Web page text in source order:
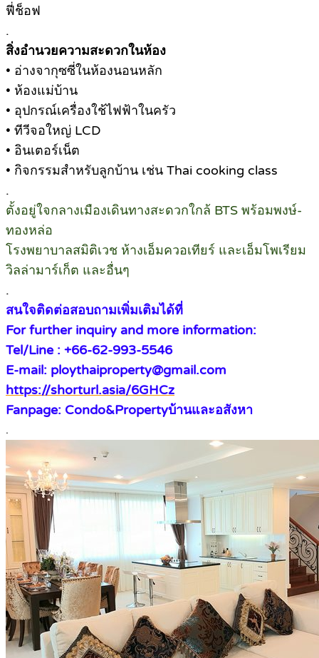
ฟี่ช็อฟ
.
สิ่งอำนวยความสะดวกในห้อง
• อ่างจากุซซี่ในห้องนอนหลัก
• ห้องแม่บ้าน
• อุปกรณ์เครื่องใช้ไฟฟ้าในครัว
• ทีวีจอใหญ่ LCD
• อินเตอร์เน็ต
• กิจกรรมสำหรับลูกบ้าน เช่น Thai cooking class
.
ตั้งอยู่ใจกลางเมืองเดินทางสะดวกใกล้ BTS พร้อมพงษ์-
ทองหล่อ
โรงพยาบาลสมิติเวช ห้างเอ็มควอเทียร์ และเอ็มโพเรียม
วิลล่ามาร์เก็ต และอื่นๆ
.
สนใจติดต่อสอบถามเพิ่มเติมได้ที่
For further inquiry and more information:
Tel/Line : +66-62-993-5546
E-mail: ploythaiproperty@gmail.com
https://shorturl.asia/6GHCz
Fanpage: Condo&Propertyบ้านและอสังหา
.